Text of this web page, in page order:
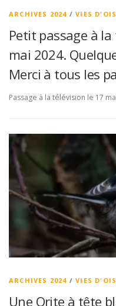
ARCHIVES 2024 /VIES
Petit passage à
mai 2024.
Merci à tous les
Passage à la télévision le 17
ARCHIVES 2024 /VIES
Une Orite à tête